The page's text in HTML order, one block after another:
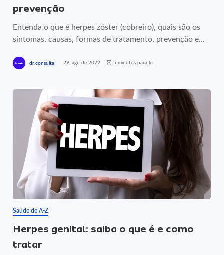
prevenção
Entenda o que é herpes zóster (cobreiro), quais são os
sintomas, causas, formas de tratamento, prevenção e...
dr.consulta 29, ago de 2022 5 minutos para ler
Saúde de A-Z
Herpes genital: saiba o que é e como
tratar